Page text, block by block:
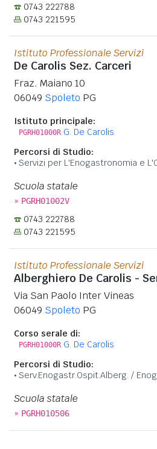
0743 222788
0743 221595
Istituto Professionale Servizi
De Carolis Sez. Carceri
Fraz. Maiano 10
06049 Spoleto PG
Istituto principale:
PGRH01000R G. De Carolis
Percorsi di Studio:
Servizi per L'Enogastronomia e
Scuola statale
» PGRH01002V
0743 222788
0743 221595
Istituto Professionale Servizi
Alberghiero De Carolis -
Via San Paolo Inter Vineas
06049 Spoleto PG
Corso serale di:
PGRH01000R G. De Carolis
Percorsi di Studio:
Serv.Enogastr.Ospit.Alberg. /
Scuola statale
» PGRH010506